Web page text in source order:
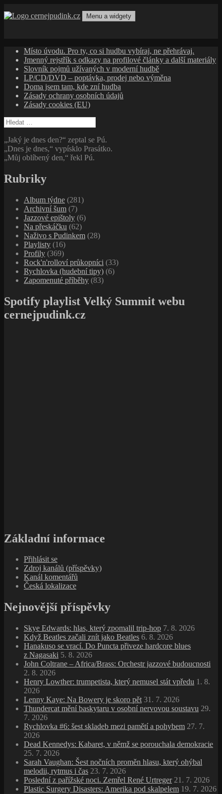
k
Menu a widgety
Místo úvodu. Pro ty, co si hudbu vybíraj, ne přehrávaj.
Jmenný rejstřík s odkazy na profilové články a další materiály
Slovník pojmů užívaných v moderní hudbě
LP/CD/DVD – poptávka, prodej nebo výměna
Doma jsem tam, kde zní hudba
Zásady ochrany osobních údajů
Zásady cookies (EU)
Vyhledávání
„Jaký je dnes den?“ zeptal se Pú.
„Dnes je dnes,“ vypísklo Prasátko.
„Můj oblíbený den,“ řekl Pú.
Rubriky
Album týdne (281)
Archivní šum (7)
Jazzové epištoly (6)
Na přeskáčku (62)
Naživo s Pudinkem (28)
Playlisty (16)
Profily (369)
Rock'n'rolloví průkopníci (33)
Rychlovka (hudební tipy) (6)
Zapomenuté příběhy (83)
Spotify playlist Velký Summit webu
cernejpudink.cz
Základní informace
Přihlásit se
Zdroj kanálů (příspěvky)
Kanál komentářů
Česká lokalizace
Nejnovější příspěvky
Skye Edwards: hlas, který zpomalil trip‑hop 7. 8. 2026
Když Beatles začali znít jako Beatles 6. 8. 2026
Hanakuso se vrací. Do Puncta přiveze hardcore blues
z Nagasaki 5. 8. 2026
John Coltrane – Africa/Brass: Orchestr jazzové budoucnosti
2. 8. 2026
Henry Lowther: trumpetista, který nemusel stát vpředu 1. 8.
2026
Lenny Kaye: Na Bowery je skoro pět 31. 7. 2026
Thundercat mění baskytaru v osobní nervovou soustavu 29.
7. 2026
Rychlovka #6: šest skladeb mezi pamětí a pohybem 27. 7.
2026
Dead Kennedys: Kabaret, v němž se porouchala demokracie
25. 7. 2026
Sarah Vaughan: Šest nočních proměn hlasu, který ohýbal
melodii, rytmus i čas 23. 7. 2026
Poslední z pařížské noci. Zemřel René Urtreger 21. 7. 2026
Plastic Surgery Disasters: Amerika pod skalpelem 19. 7. 2026